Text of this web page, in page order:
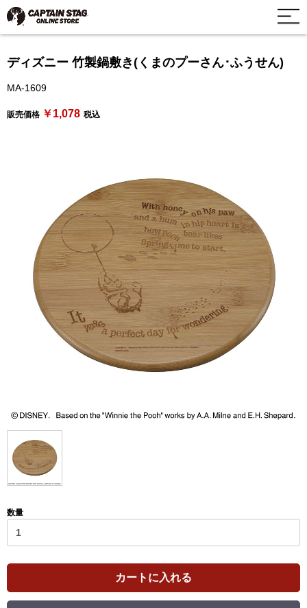
ディズニー 竹製鍋敷き(くまのプーさん･ふうせん)
MA-1609
販売価格 ￥1,078 税込
数量
カートに入れる